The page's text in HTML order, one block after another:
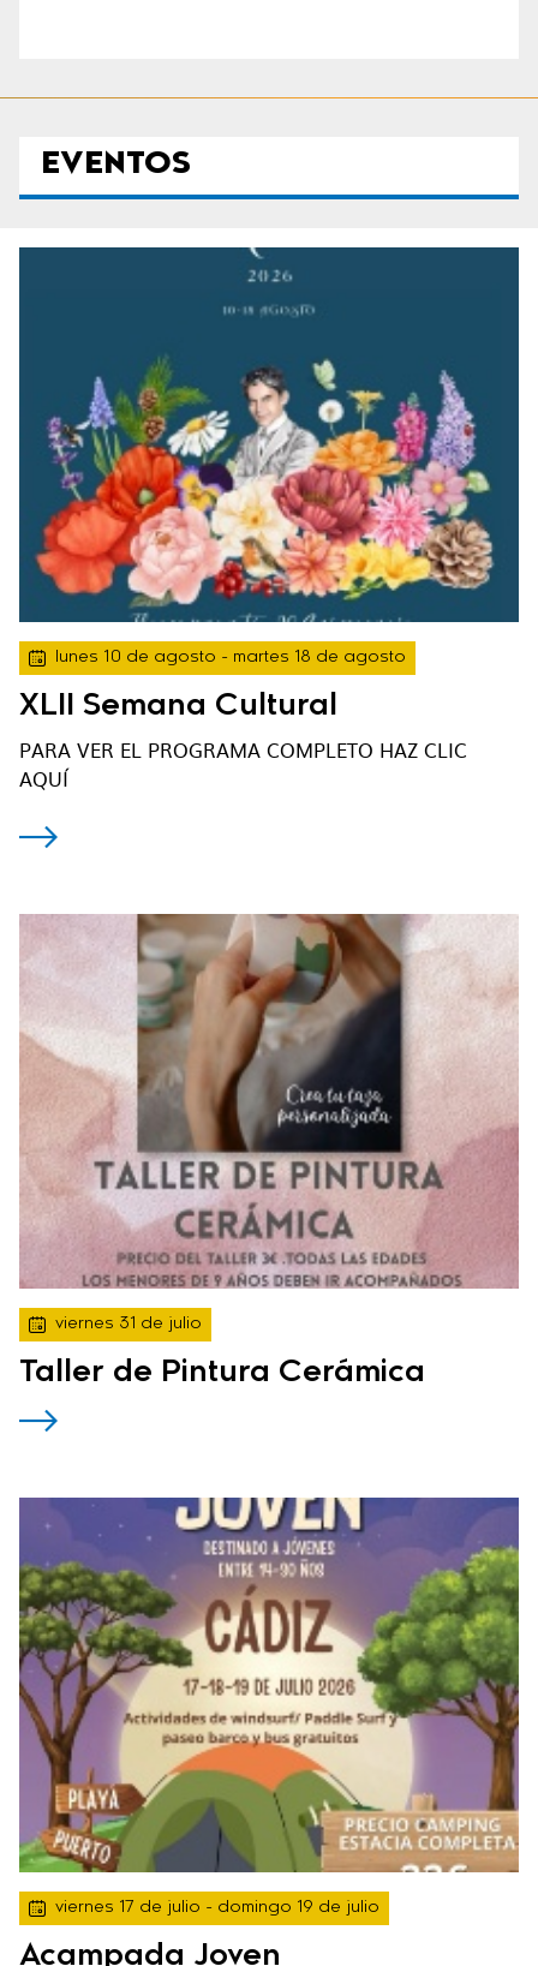
EVENTOS
lunes 10 de agosto - martes 18 de agosto
XLII Semana Cultural
PARA VER EL PROGRAMA COMPLETO HAZ CLIC
AQUÍ
viernes 31 de julio
Taller de Pintura Cerámica
viernes 17 de julio - domingo 19 de julio
Acampada Joven